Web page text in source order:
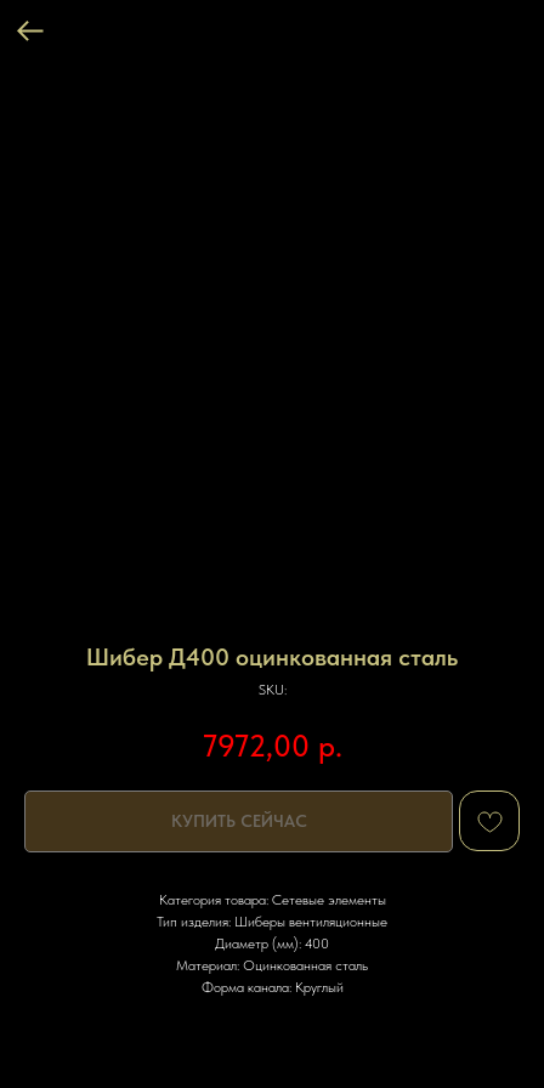
Шибер Д400 оцинкованная сталь
SKU:
7972,00 р.
КУПИТЬ СЕЙЧАС
Категория товара: Сетевые элементы
Тип изделия: Шиберы вентиляционные
Диаметр (мм): 400
Материал: Оцинкованная сталь
Форма канала: Круглый